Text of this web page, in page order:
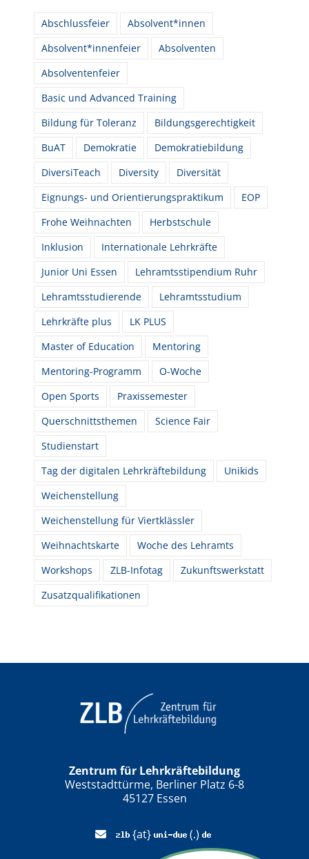
Abschlussfeier
Absolvent*innen
Absolvent*innenfeier
Absolventen
Absolventenfeier
Basic und Advanced Training
Bildung für Toleranz
Bildungsgerechtigkeit
BuAT
Demokratie
Demokratiebildung
DiversiTeach
Diversity
Diversität
Eignungs- und Orientierungspraktikum
EOP
Frohe Weihnachten
Herbstschule
Inklusion
Internationale Lehrkräfte
Junior Uni Essen
Lehramtsstipendium Ruhr
Lehramtsstudierende
Lehramtsstudium
Lehrkräfte plus
LK PLUS
Master of Education
Mentoring
Mentoring-Programm
O-Woche
Open Sports
Praxissemester
Querschnittsthemen
Science Fair
Studienstart
Tag der digitalen Lehrkräftebildung
Unikids
Weichenstellung
Weichenstellung für Viertklässler
Weihnachtskarte
Woche des Lehramts
Workshops
ZLB-Infotag
Zukunftswerkstatt
Zusatzqualifikationen
Zentrum für Lehrkräftebildung
Weststadttürme, Berliner Platz 6-8
45127 Essen
{at} (.)